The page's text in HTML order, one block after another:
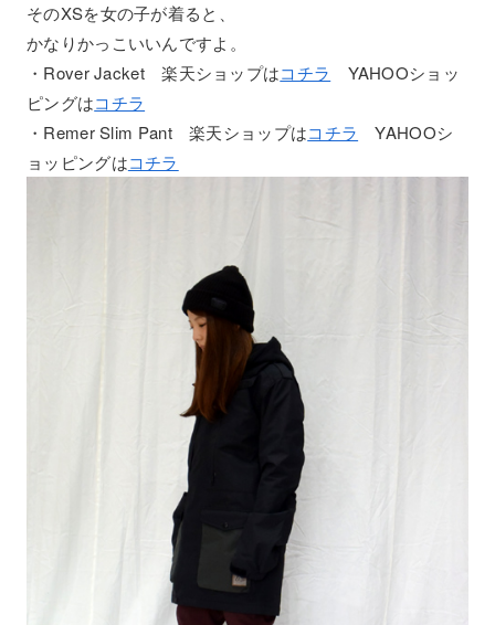
そのXSを女の子が着ると、
かなりかっこいいんですよ。
・Rover Jacket 楽天ショップはコチラ
YAHOOショッ
ピングはコチラ
・Remer Slim Pant 楽天ショップはコチラ
YAHOOシ
ョッピングはコチラ